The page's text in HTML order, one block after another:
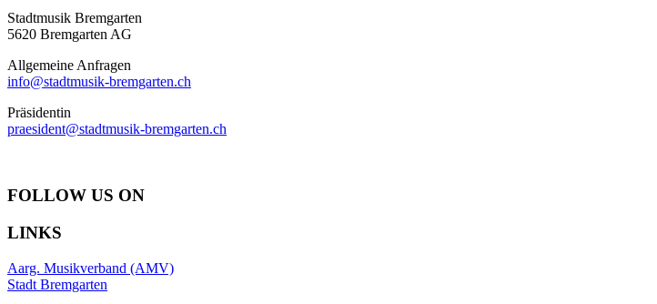
Stadtmusik Bremgarten
5620 Bremgarten AG
Allgemeine Anfragen
info@stadtmusik-bremgarten.ch
Präsidentin
praesident@stadtmusik-bremgarten.ch
FOLLOW US ON
LINKS
Aarg. Musikverband (AMV)
Stadt Bremgarten